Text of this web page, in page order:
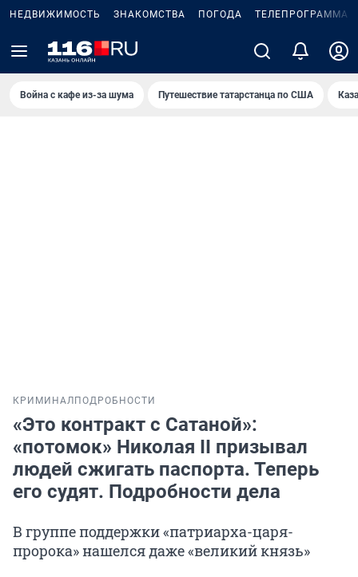
НЕДВИЖИМОСТЬ ЗНАКОМСТВА ПОГОДА ТЕЛЕПРОГРАММА
Война с кафе из-за шума Путешествие татарстанца по США
КРИМИНАЛ ПОДРОБНОСТИ
«Это контракт с Сатаной»:
«потомок» Николая II призывал
людей сжигать паспорта. Теперь
его судят. Подробности дела
В группе поддержки «патриарха-царя-
пророка» нашелся даже «великий князь»